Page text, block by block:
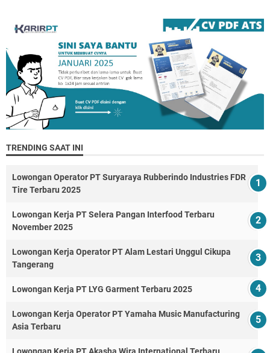
TRENDING SAAT INI
Lowongan Operator PT Suryaraya Rubberindo Industries FDR
Tire Terbaru 2025
Lowongan Kerja PT Selera Pangan Interfood Terbaru
November 2025
Lowongan Kerja Operator PT Alam Lestari Unggul Cikupa
Tangerang
Lowongan Kerja PT LYG Garment Terbaru 2025
Lowongan Kerja Operator PT Yamaha Music Manufacturing
Asia Terbaru
Lowongan Kerja PT Akasha Wira International Terbaru